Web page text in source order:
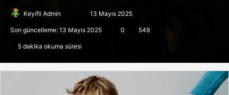
Keyifli Admin
göndermek
13 Mayıs 2025
Son güncelleme: 13 Mayıs 2025 0 549
5 dakika okuma süresi